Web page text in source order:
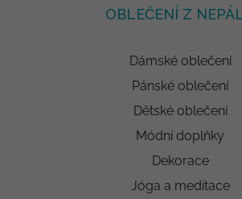
OBLEČENÍ Z
Dámské oblečení
Pánské oblečení
Dětské oblečení
Módní doplňky
Dekorace
Jóga a meditace